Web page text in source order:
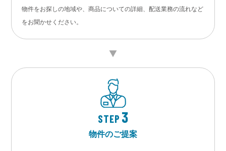
物件をお探しの地域や、商品についての詳細、配送業務の流れなど
をお聞かせください。
STEP 3
物件のご提案